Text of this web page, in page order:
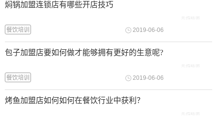
焖锅加盟连锁店有哪些开店技巧
2019-06-06
餐饮培训
包子加盟店要如何做才能够拥有更好的生意呢?
2019-06-06
餐饮培训
烤鱼加盟店如何如何在餐饮行业中获利？